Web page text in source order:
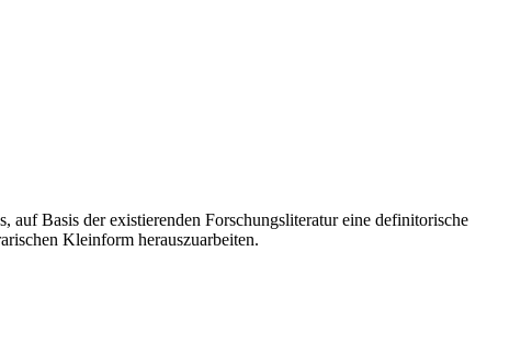
Basis der existierenden Forschungsliteratur eine definitorische
Kleinform herauszuarbeiten.